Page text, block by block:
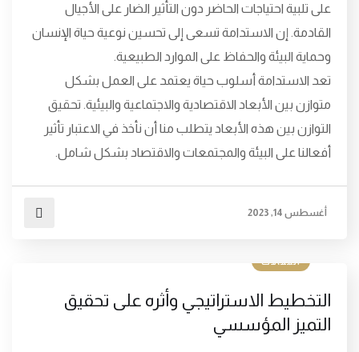
على تلبية احتياجات الحاضر دون التأثير الضار على الأجيال
القادمة. إن الاستدامة تسعى إلى تحسين نوعية حياة الإنسان
وحماية البيئة والحفاظ على الموارد الطبيعية.
تعد الاستدامة أسلوب حياة يعتمد على العمل بشكل
متوازن بين الأبعاد الاقتصادية والاجتماعية والبيئية. تحقيق
التوازن بين هذه الأبعاد يتطلب منا أن نأخذ في الاعتبار تأثير
أفعالنا على البيئة والمجتمعات والاقتصاد بشكل شامل.
أغسطس 14, 2023
المقالات
التخطيط الاستراتيجي وأثره على تحقيق
التميز المؤسسي